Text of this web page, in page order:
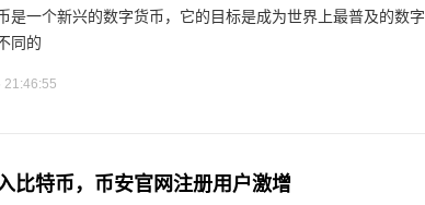
是一个新兴的数字货币，它的目标是成为世界上最普及的数
同的
21:46:55
比特币，币安官网注册用户激增